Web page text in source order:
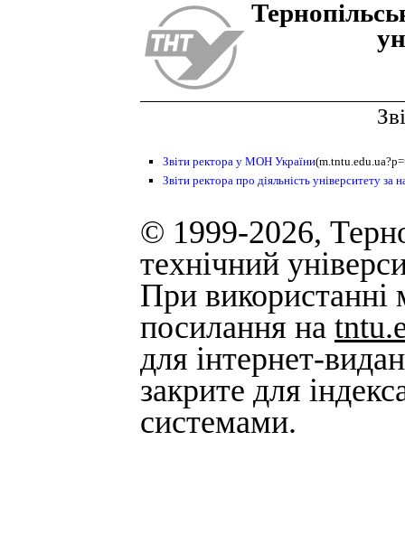
Звіти ректора у МОН України
Звіти ректора про діяльність університету за
© 1999-2026,
технічний
При використанні
посилання на
для інтернет-
закрите для
системами.